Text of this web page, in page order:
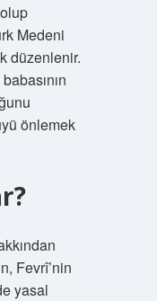
Medeni
düzenlenir.
önlemek
Fevrî’nin
yasal